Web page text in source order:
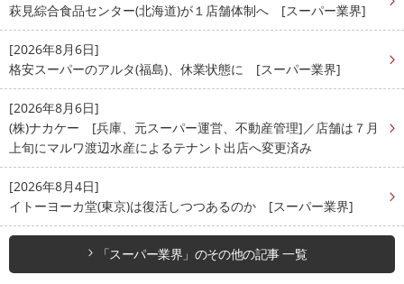
萩見綜合食品センター(北海道)が１店舗体制へ [スーパー業界]
[2026年8月6日]
格安スーパーのアルタ(福島)、休業状態に [スーパー業界]
[2026年8月6日]
(株)ナカケー [兵庫、元スーパー運営、不動産管理]／店舗は７月
上旬にマルワ渡辺水産によるテナント出店へ変更済み
[2026年8月4日]
イトーヨーカ堂(東京)は復活しつつあるのか [スーパー業界]
「スーパー業界」のその他の記事 一覧